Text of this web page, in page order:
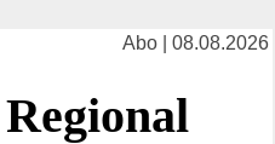
Abo | 08.08.2026